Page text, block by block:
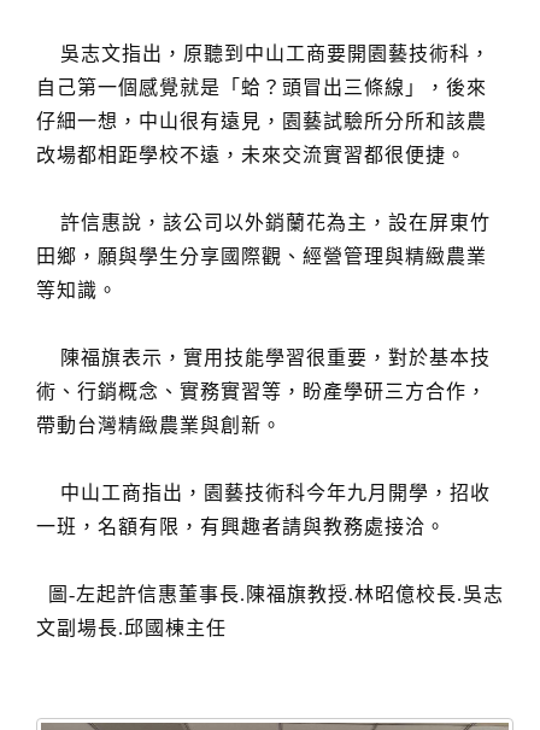
吳志文指出，原聽到中山工商要開園藝技術科，
自己第一個感覺就是「蛤？頭冒出三條線」，後來
仔細一想，中山很有遠見，園藝試驗所分所和該農
改場都相距學校不遠，未來交流實習都很便捷。
許信惠說，該公司以外銷蘭花為主，設在屏東竹
田鄉，願與學生分享國際觀、經營管理與精緻農業
等知識。
陳福旗表示，實用技能學習很重要，對於基本技
術、行銷概念、實務實習等，盼產學研三方合作，
帶動台灣精緻農業與創新。
中山工商指出，園藝技術科今年九月開學，招收
一班，名額有限，有興趣者請與教務處接洽。
圖-左起許信惠董事長.陳福旗教授.林昭億校長.吳志
文副場長.邱國棟主任